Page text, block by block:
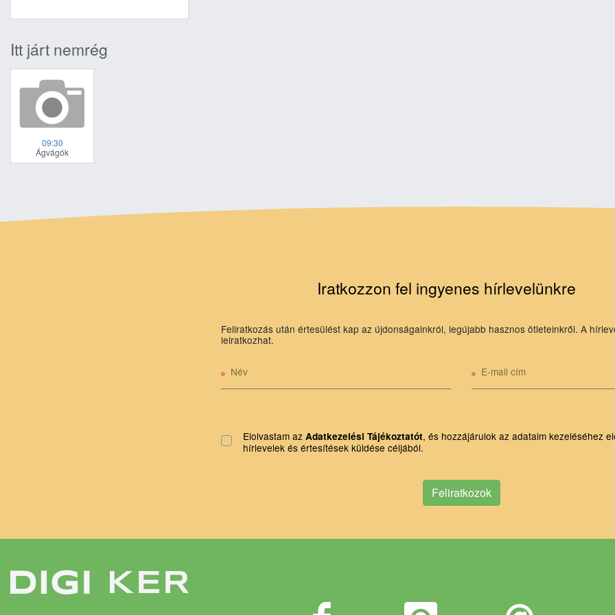
Itt járt nemrég
09:30
Ágvágók
Iratkozzon fel ingyenes hírlevelünkre
Feliratkozás után értesülést kap az újdonságainkról, legújabb hasznos ötleteinkről. A
leiratkozhat.
Név E-mail cím
Elolvastam az Adatkezelési Tájékoztatót, és hozzájárulok az adataim kezeléséhez
hírlevelek és értesítések küldése céljából.
Feliratkozok